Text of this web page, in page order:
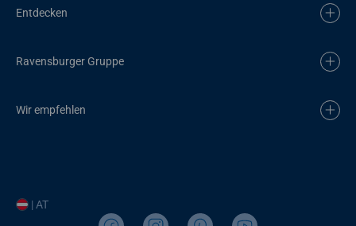
Entdecken
Ravensburger Gruppe
Wir empfehlen
| AT